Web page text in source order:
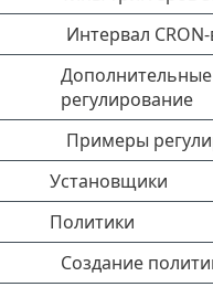
Интервал
регулирование
Примеры
Установщики
Политики
Создание